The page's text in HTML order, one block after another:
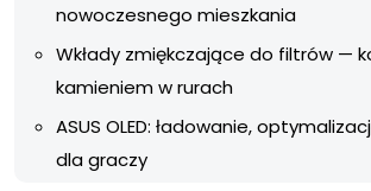
nowoczesnego mieszkania
Wkłady zmiękczające do filtrów —
kamieniem w rurach
ASUS OLED: ładowanie,
dla graczy